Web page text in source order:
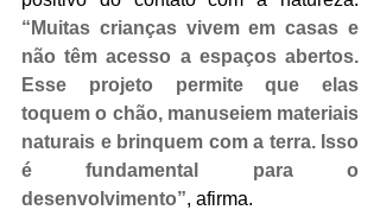
“Muitas crianças vivem em casas e
não têm acesso a espaços abertos.
Esse projeto permite que elas
toquem o chão, manuseiem materiais
naturais e brinquem com a terra. Isso
é fundamental para o
desenvolvimento”, afirma.